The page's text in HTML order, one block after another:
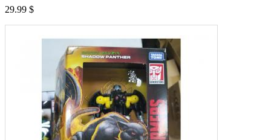
29.99 $